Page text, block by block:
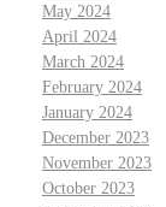
May 2024
April 2024
March 2024
February 2024
January 2024
December 2023
November 2023
October 2023